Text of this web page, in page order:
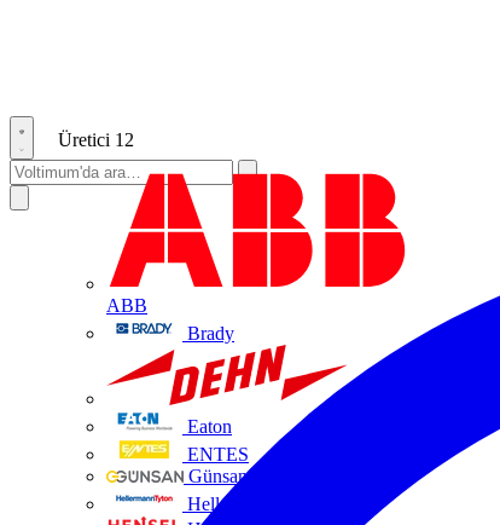
Üretici 12
ABB
Brady
Eaton
ENTES
Günsan Elektrik
HellermannTyton